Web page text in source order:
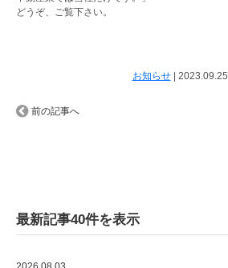
どうぞ、ご覧下さい。
前の記事へ
お知らせ| 2023.09.25
最新記事40件を表示